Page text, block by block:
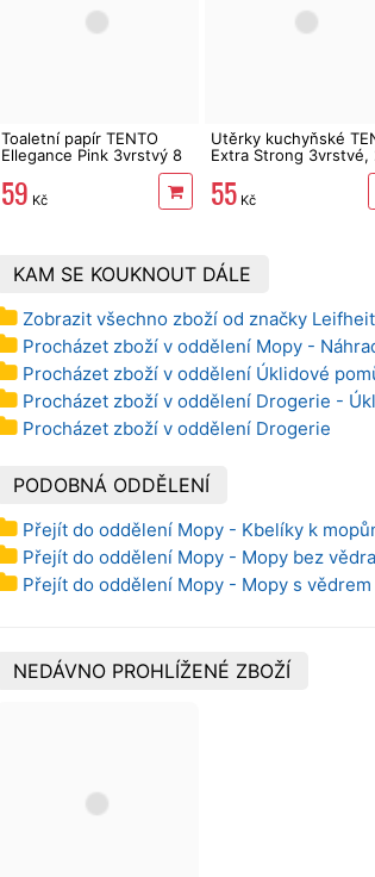
Toaletní papír TENTO
Ellegance Pink 3vrstvý 8
59 Kč
Utěrky kuchyňské
Extra Strong 3vrstvé,
55 Kč
KAM SE KOUKNOUT DÁLE
Zobrazit všechno zboží od značky Leifheit
Procházet zboží v oddělení Mopy -
Procházet zboží v oddělení Úklidové
Procházet zboží v oddělení Drogerie -
Procházet zboží v oddělení Drogerie
PODOBNÁ ODDĚLENÍ
Přejít do oddělení Mopy - Kbelíky k
Přejít do oddělení Mopy - Mopy bez vědra
Přejít do oddělení Mopy - Mopy s vědrem
NEDÁVNO PROHLÍŽENÉ ZBOŽÍ